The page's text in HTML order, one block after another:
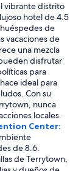
vibrante distrito
hotel de 4.5
de
vacaciones de
una mezcla
disfrutar
para
ideal para
Con su
nunca
locales.
Center:
de 8.6.
de Terrytown,